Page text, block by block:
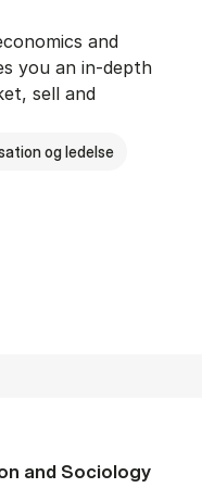
and
you an in-depth
sell and
og ledelse
Ad­min­is­tra­tion
and So­ci­ology